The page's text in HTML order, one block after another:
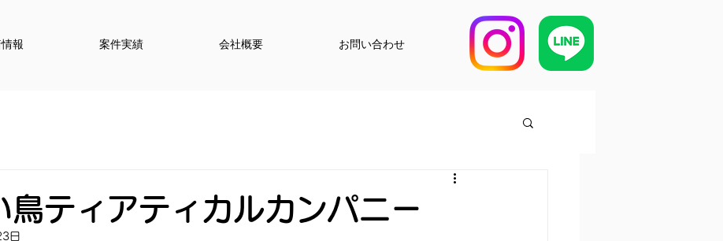
報 案件実績 会社概要 お問い合わせ
鳥ティアティカルカンパニー
日